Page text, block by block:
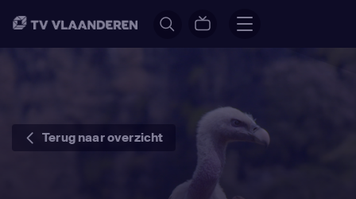
Terug naar overzicht